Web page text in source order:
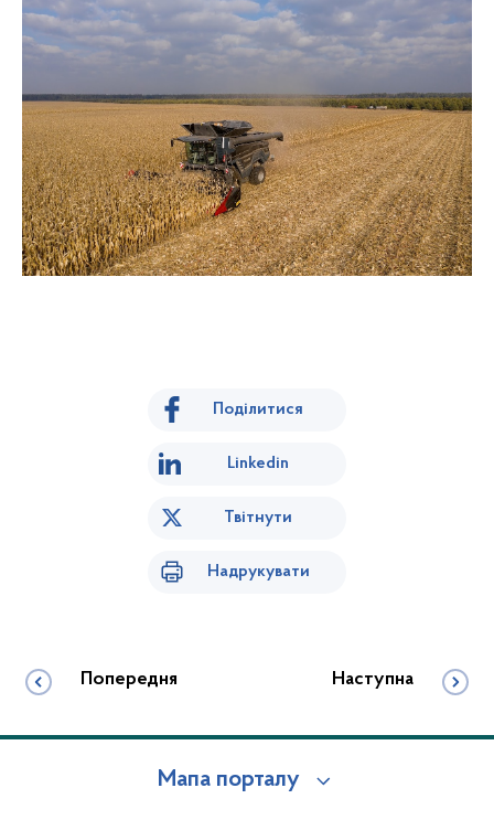
Поділитися
Linkedin
Твітнути
Надрукувати
Попередня Наступна
Мапа порталу